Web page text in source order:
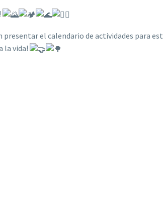
presentar el calendario de actividades para
la vida!